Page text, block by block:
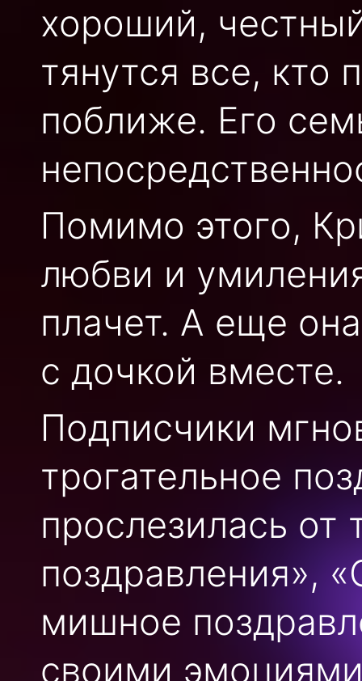
хороший,
тянутся все, кто
поближе. Его
Помимо этого,
любви и
плачет. А еще
с дочкой вместе.
Подписчики
трогательное
прослезилась от
поздравления»,
мишное
своими